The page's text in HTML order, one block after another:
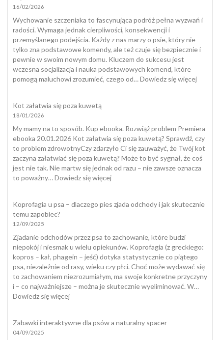
psa?
16/02/2026
Wychowanie szczeniaka to fascynująca podróż pełna wyzwań i
radości. Wymaga jednak cierpliwości, konsekwencji i
przemyślanego podejścia. Każdy z nas marzy o psie, który nie
tylko zna podstawowe komendy, ale też czuje się bezpiecznie i
pewnie w swoim nowym domu. Kluczem do sukcesu jest
wczesna socjalizacja i nauka podstawowych komend, które
pomogą maluchowi zrozumieć, czego od…Dowiedz się więcej:
Kot załatwia się poza kuwetą
18/01/2026
My mamy na to sposób. Kup ebooka. Rozwiąż problem Premiera
ebooka 20.01.2026 Kot załatwia się poza kuwetą? Sprawdź, czy
to problem zdrowotnyCzy zdarzyło Ci się zauważyć, że Twój kot
zaczyna załatwiać się poza kuwetą? Może to być sygnał, że coś
jest nie tak. Nie martw się jednak od razu – nie zawsze oznacza
to poważny…Dowiedz się więcej:
się
Koprofagia u psa – dlaczego pies zjada odchody i jak skutecznie
temu zapobiec?
12/09/2025
Zjadanie odchodów przez psa to zachowanie, które budzi
niepokój i niesmak u wielu opiekunów. Koprofagia (z greckiego:
kopros – kał, phagein – jeść) dotyka statystycznie co piątego
psa, niezależnie od rasy, wieku czy płci. Choć może wydawać się
to zachowaniem niezrozumiałym, ma swoje konkretne przyczyny
i – co najważniejsze – można je skutecznie wyeliminować. W…
Dowiedz się więcej:
psa
Zabawki interaktywne dla psów a naturalny spacer
04/09/2025